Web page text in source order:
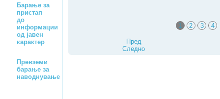
Барање за
пристап
до
информации
од јавен
карактер
Превземи
барање за
наводнување
1 2 3 4
Пред
Следно